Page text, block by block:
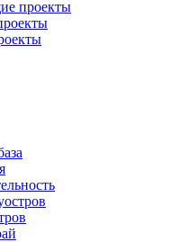
проекты